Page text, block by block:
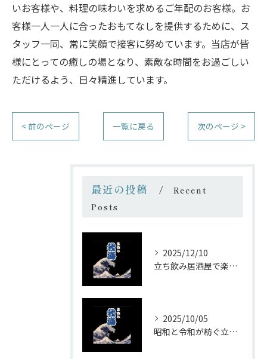
いお客様や、料理の味わいを求めるご年配のお客様。お
客様一人一人に合ったおもてなしを提供するために、ス
タッフ一同、常に笑顔で接客に努めています。当店が皆
様にとっての癒しの場となり、素敵な時間をお過ごしい
ただけるよう、日々精進しています。
< 前のページ 一覧に戻る 次のページ >
最近の投稿
Recent
Posts
2025/12/10
立ち飲み居酒屋で楽しむ昭和の懐かし空間と多彩なお酒
2025/10/05
昭和と令和が紡ぐ立ち飲みの味わい